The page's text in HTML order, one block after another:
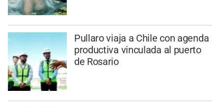
Pullaro viaja a Chile con agenda
productiva vinculada al puerto
de Rosario